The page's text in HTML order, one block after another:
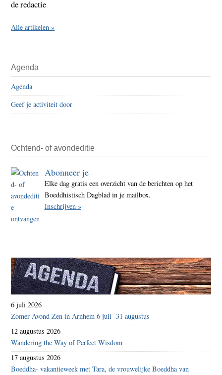
de redactie
Alle artikelen »
Agenda
Agenda
Geef je activiteit door
Ochtend- of avondeditie
Abonneer je
Elke dag gratis een overzicht van de berichten op het
Boeddhistisch Dagblad in je mailbox.
Inschrijven »
6 juli 2026
Zomer Avond Zen in Arnhem 6 juli -31 augustus
12 augustus 2026
Wandering the Way of Perfect Wisdom
17 augustus 2026
Boeddha- vakantieweek met Tara, de vrouwelijke Boeddha van